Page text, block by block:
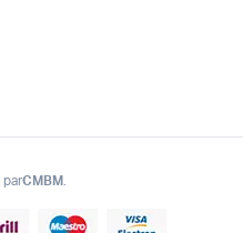
parCMBM